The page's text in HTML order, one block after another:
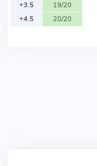
+3.5
19/20
+4.5
20/20